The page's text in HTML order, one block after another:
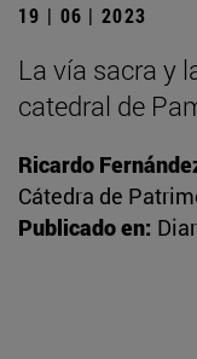
19 | 06 | 2023
La vía sacra y
catedral de
Ricardo
Cátedra de
Publicado en: